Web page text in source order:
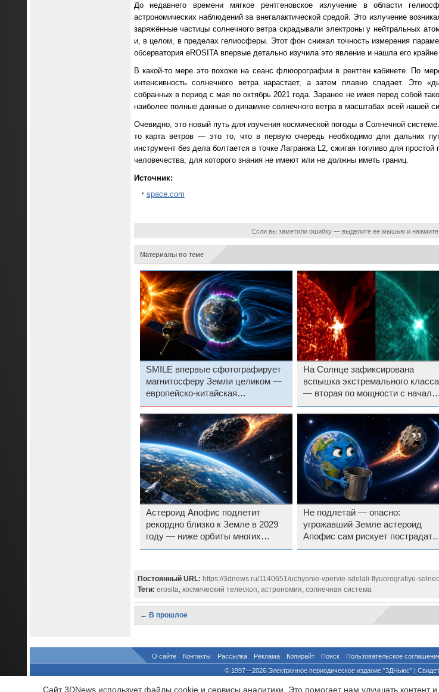
До недавнего времени мягкое рентгеновское излучение в области
астрономических наблюдений за внегалактической средой. Это излучение
заряжённые частицы солнечного ветра скрадывали электроны у нейтральных
и, в целом, в пределах гелиосферы. Этот фон снижал точность измерения
обсерватория eROSITA впервые детально изучила это явление и нашла его
В какой-то мере это похоже на сеанс флюорографии в рентген кабинете. По
интенсивность солнечного ветра нарастает, а затем плавно спадает. Это
собранных в период с мая по октябрь 2021 года. Заранее не имея перед собой
наиболее полные данные о динамике солнечного ветра в масштабах всей нашей
Очевидно, это новый путь для изучения космической погоды в Солнечной
то карта ветров — это то, что в первую очередь необходимо для дальних
инструмент без дела болтается в точке Лагранжа L2, сжигая топливо для
человечества, для которого знания не имеют или не должны иметь границ.
Источник:
space.com
Если вы заметили ошибку — выделите ее мышью и нажмите
Материалы по теме
SMILE впервые сфотографирует
магнитосферу Земли целиком —
европейско-китайская
обсерватория уже в космосе
На Солнце зафиксирована
вспышка экстремального класса
— вторая по мощности с начала
года
Астероид Апофис подлетит
рекордно близко к Земле в 2029
году — ниже орбиты многих
спутников
Не подлетай — опасно:
угрожавший Земле астероид
Апофис сам рискует пострадать
от космического мусора
Постоянный URL: https://3dnews.ru/1140651/uchyonie-vpervie-sdelali-flyuorografiyu-
Теги: erosita, космический телескоп, астрономия, солнечная система
← В прошлое
О сайте Контакты Рассылка Реклама Копирайт Поиск Пользовательское
© 1997—2026 Электронное периодическое издание "3ДНьюс" |
Сайт 3DNews использует файлы cookie и сервисы аналитики. Это помогает нам улучшать контент и